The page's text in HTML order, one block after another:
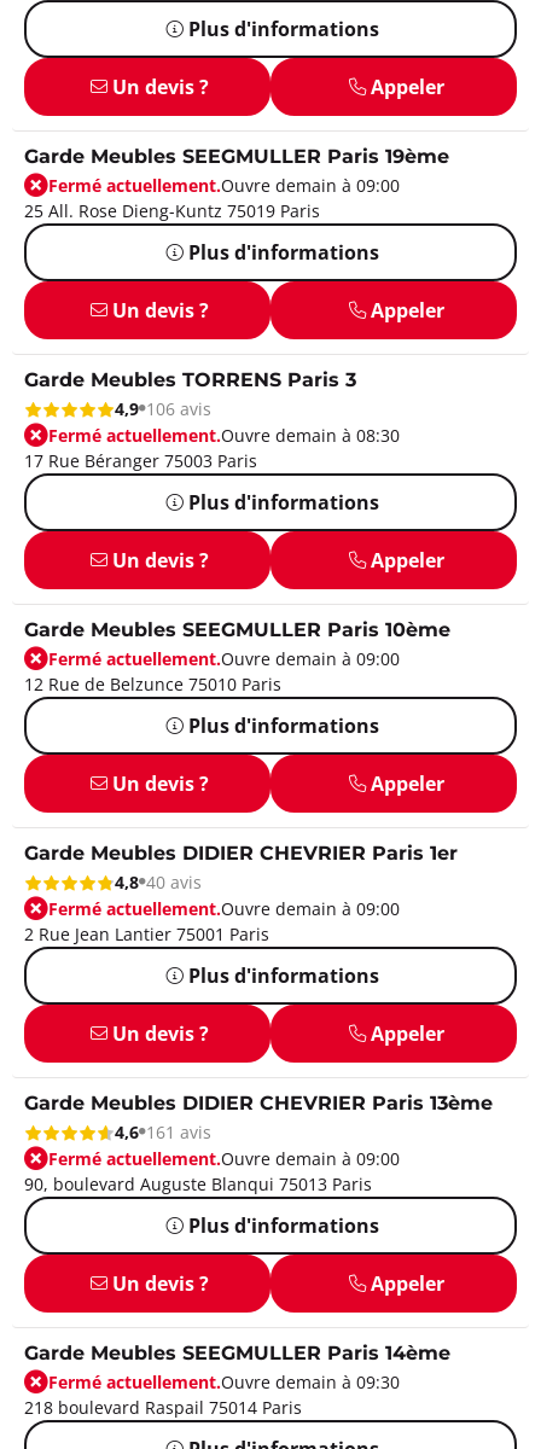
Plus d'informations
Un devis ? Appeler
Garde Meubles SEEGMULLER Paris 19ème
Fermé actuellement.Ouvre demain à 09:00
25 All. Rose Dieng-Kuntz 75019 Paris
Plus d'informations
Un devis ? Appeler
Garde Meubles TORRENS Paris 3
4,9 106 avis
Fermé actuellement.Ouvre demain à 08:30
17 Rue Béranger 75003 Paris
Plus d'informations
Un devis ? Appeler
Garde Meubles SEEGMULLER Paris 10ème
Fermé actuellement.Ouvre demain à 09:00
12 Rue de Belzunce 75010 Paris
Plus d'informations
Un devis ? Appeler
Garde Meubles DIDIER CHEVRIER Paris 1er
4,8 40 avis
Fermé actuellement.Ouvre demain à 09:00
2 Rue Jean Lantier 75001 Paris
Plus d'informations
Un devis ? Appeler
Garde Meubles DIDIER CHEVRIER Paris 13ème
4,6 161 avis
Fermé actuellement.Ouvre demain à 09:00
90, boulevard Auguste Blanqui 75013 Paris
Plus d'informations
Un devis ? Appeler
Garde Meubles SEEGMULLER Paris 14ème
Fermé actuellement.Ouvre demain à 09:30
218 boulevard Raspail 75014 Paris